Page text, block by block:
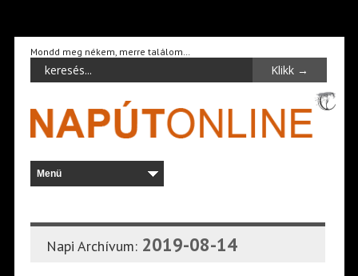
Mondd meg nékem, merre találom…
Napi Archívum: 2019-08-14